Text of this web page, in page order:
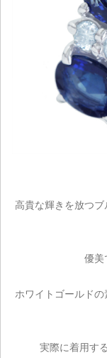
高貴な輝きを放つ
優美
ホワイトゴールド
実際に着用す